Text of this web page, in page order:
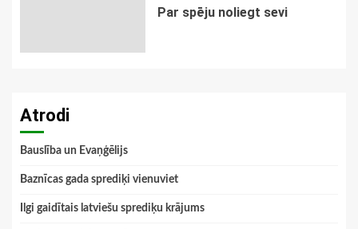
Par spēju noliegt sevi
Atrodi
Bauslība un Evaņģēlijs
Baznīcas gada sprediķi vienuviet
Ilgi gaidītais latviešu sprediķu krājums